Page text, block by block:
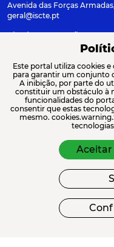
Avenida das Forças Armadas,
geral@iscte.pt
Elogios, Sugestões e
Termos e condições
ACREDITAÇÕES E
FINANCIAMENTO
Este portal utiliza cookies
para garantir um conjunto
A inibição, por parte do
constituir um obstáculo à
funcionalidades do
consentir que estas
mesmo.
Aceitar